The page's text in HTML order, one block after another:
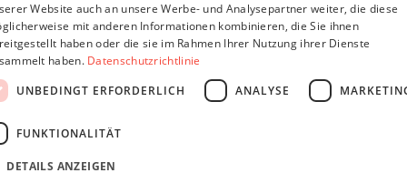
i
v
SommerSEO
Copyright © 2026
Website auch an unsere Werbe- und Analysepartner weiter, die diese
mit anderen Informationen kombinieren, die Sie ihnen
haben oder die sie im Rahmen Ihrer Nutzung ihrer Dienste
haben. Datenschutzrichtlinie
UNBEDINGT ERFORDERLICH
ANALYSE
FUNKTIONALITÄT
DETAILS ANZEIGEN